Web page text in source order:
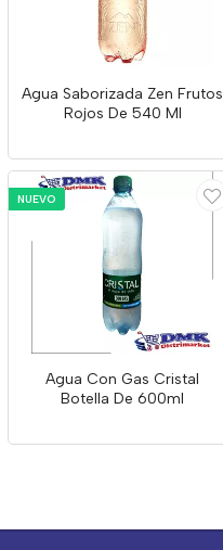
Agua Saborizada Zen Frutos
Rojos De 540 Ml
NUEVO
Agua Con Gas Cristal
Botella De 600ml